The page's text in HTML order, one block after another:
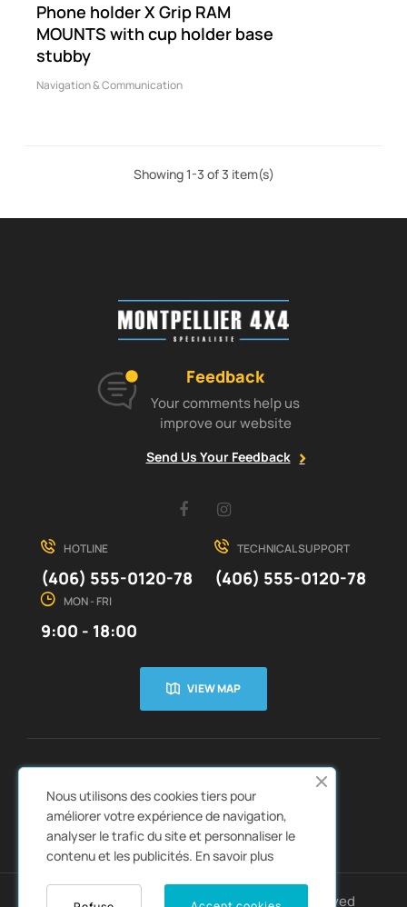
Phone holder X Grip RAM
MOUNTS with cup holder base
stubby
Navigation & Communication
Showing 1-3 of 3 item(s)
Feedback
Your comments help us
improve our website
Send Us Your Feedback
Facebook
HOTLINE
(406) 555-0120-78
TECHNICAL SUPPORT
(406) 555-0120-78
MON - FRI
9:00 - 18:00
VIEW MAP
QUICK LINKS  CATALOGS 
Copyright © 2022 Autozpro. All rights reserved
Nous utilisons des cookies tiers pour
améliorer votre expérience de navigation,
analyser le trafic du site et personnaliser le
contenu et les publicités. En savoir plus